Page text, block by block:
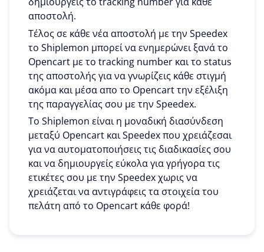
αποστολή.
Τέλος σε κάθε νέα αποστολή με την Speedex
το Shiplemon μπορεί να ενημερώνει ξανά το
Opencart με το tracking number και το status
της αποστολής για να γνωρίζεις κάθε στιγμή
ακόμα και μέσα απο το Opencart την εξέλιξη
της παραγγελίας σου με την Speedex.
To Shiplemon είναι η μοναδική διασύνδεση
μεταξύ Opencart και Speedex που χρειάζεσαι
για να αυτοματοποιήσεις τις διαδικασίες σου
και να δημιουργείς εύκολα για γρήγορα τις
ετικέτες σου με την Speedex χωρις να
χρειάζεται να αντιγράφεις τα στοιχεία του
πελάτη από το Opencart κάθε φορά!